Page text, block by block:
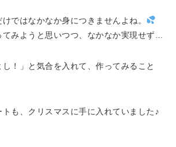
ではなかなか身につきませんよね。
みようと思いつつ、なかなか実現せず…
！」と気合を入れて、作ってみること
も、クリスマスに手に入れていました♪